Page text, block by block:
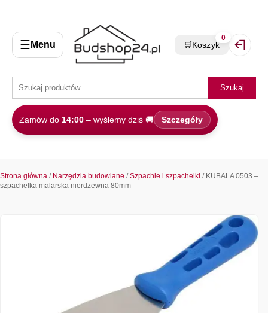
☰ Menu
Szukaj
Zamów do 14:00 – wyślemy dziś 🚚 Szczegóły
🛒Koszyk
0
Strona główna / Narzędzia budowlane /Szpachle i szpachelki / KUBALA 0503 –
szpachelka malarska nierdzewna 80mm